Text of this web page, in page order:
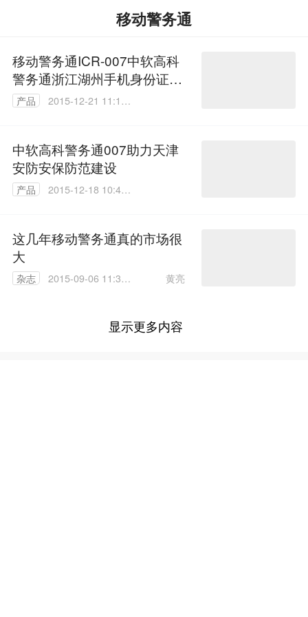
移动警务通
移动警务通ICR-007中软高科
警务通浙江湖州手机身份证阅
读器
产品
2015-12-21 11:19:
中软高科警务通007助力天津
安防安保防范建设
产品
2015-12-18 10:45:
这几年移动警务通真的市场很
大
杂志
2015-09-06 11:37:
黄亮
显示更多内容